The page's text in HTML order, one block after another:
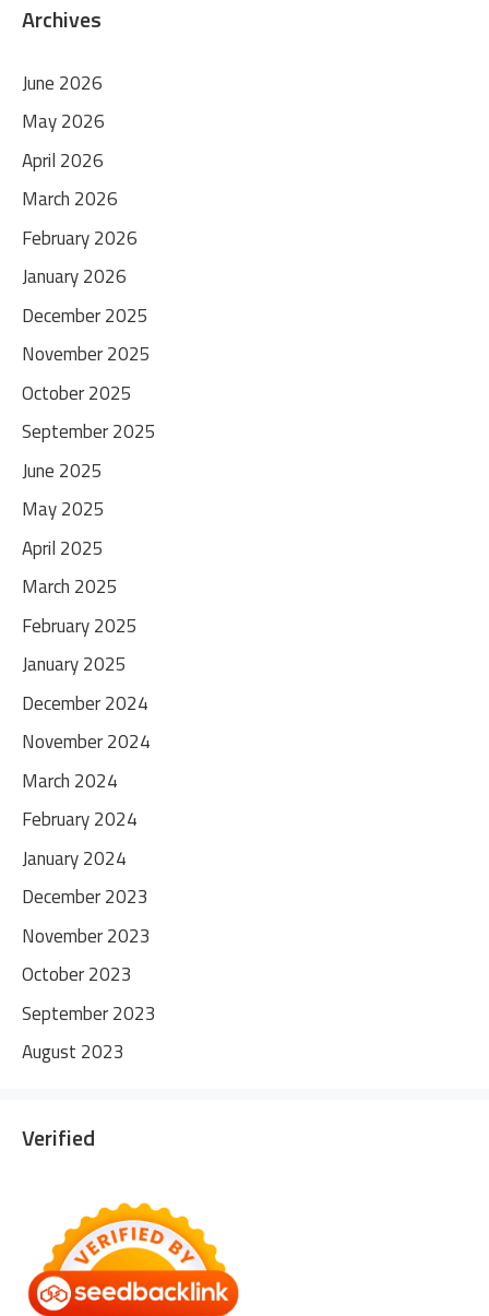
Archives
June 2026
May 2026
April 2026
March 2026
February 2026
January 2026
December 2025
November 2025
October 2025
September 2025
June 2025
May 2025
April 2025
March 2025
February 2025
January 2025
December 2024
November 2024
March 2024
February 2024
January 2024
December 2023
November 2023
October 2023
September 2023
August 2023
Verified